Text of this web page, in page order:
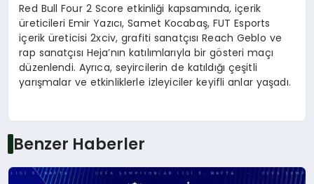
Red Bull Four 2 Score etkinliği kapsamında, içerik
üreticileri Emir Yazıcı, Samet Kocabaş, FUT Esports
içerik üreticisi 2xciv, grafiti sanatçısı Reach Geblo ve
rap sanatçısı Heja’nın katılımlarıyla bir gösteri maçı
düzenlendi. Ayrıca, seyircilerin de katıldığı çeşitli
yarışmalar ve etkinliklerle izleyiciler keyifli anlar yaşadı.
Benzer Haberler